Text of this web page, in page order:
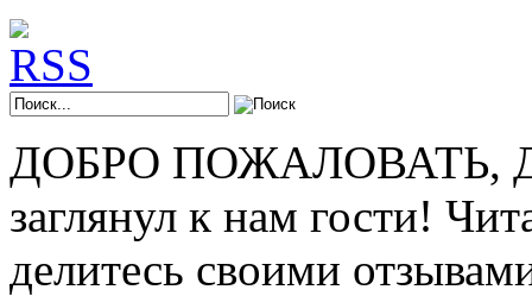
ДОБРО ПОЖАЛОВАТЬ,
заглянул к нам гости!
делитесь своими